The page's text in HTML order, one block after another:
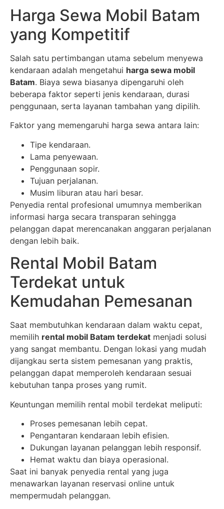
Harga Sewa Mobil Batam
yang Kompetitif
Salah satu pertimbangan utama sebelum menyewa
kendaraan adalah mengetahui harga sewa mobil
Batam. Biaya sewa biasanya dipengaruhi oleh
beberapa faktor seperti jenis kendaraan, durasi
penggunaan, serta layanan tambahan yang dipilih.
Faktor yang memengaruhi harga sewa antara lain:
Tipe kendaraan.
Lama penyewaan.
Penggunaan sopir.
Tujuan perjalanan.
Musim liburan atau hari besar.
Penyedia rental profesional umumnya memberikan
informasi harga secara transparan sehingga
pelanggan dapat merencanakan anggaran perjalanan
dengan lebih baik.
Rental Mobil Batam
Terdekat untuk
Kemudahan Pemesanan
Saat membutuhkan kendaraan dalam waktu cepat,
memilih rental mobil Batam terdekat menjadi solusi
yang sangat membantu. Dengan lokasi yang mudah
dijangkau serta sistem pemesanan yang praktis,
pelanggan dapat memperoleh kendaraan sesuai
kebutuhan tanpa proses yang rumit.
Keuntungan memilih rental mobil terdekat meliputi:
Proses pemesanan lebih cepat.
Pengantaran kendaraan lebih efisien.
Dukungan layanan pelanggan lebih responsif.
Hemat waktu dan biaya operasional.
Saat ini banyak penyedia rental yang juga
menawarkan layanan reservasi online untuk
mempermudah pelanggan.